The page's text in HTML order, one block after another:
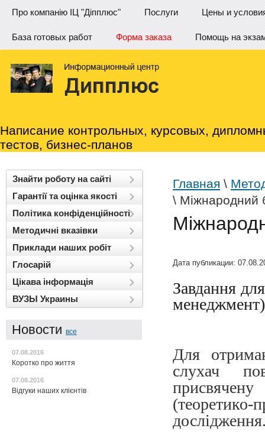
Про компанію ІЦ "Діпплюс" Послуги Цены и
База готовых работ Форма заказа Помощь на
Написание контрольных, курсовых,
тестов, бизнес-планов
Знайти роботу на сайті
Гарантії та оцінка якості
Політика конфіденційності
Методичні вказівки
Приклади наших робіт
Глосарій
Цікава інформація
ВУЗЫ Украины
Новости все
07.08.2016
Коротко про життя
07.08.2016
Відгуки наших клієнтів
Главная \
\ Міжнародний
Дата публикации:
Завдання
Для
слухач